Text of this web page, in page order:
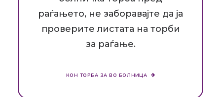
раѓањето, не заборавајте да ја
проверите листата на торби
за раѓање.
КОН ТОРБА ЗА ВО БОЛНИЦА